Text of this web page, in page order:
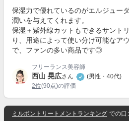
保湿力で優れているのがエルジュー
潤いを与えてくれます。
保湿＋紫外線カットもできるサント
り、用途によって使い分け可能なア
で、ファンの多い商品です◎
フリーランス美容師
西山 晃広さん
(男性・40代)
2位(90点)の評価
ミルボントリートメントランキング での口